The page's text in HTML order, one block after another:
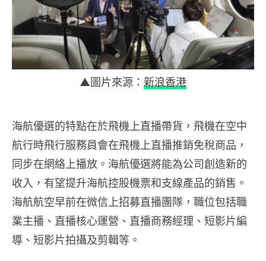
▲圖片來源： 新浪香港
海航優選的特點在於飛機上直播帶貨，飛機在空中
航行時飛行服務員會在飛機上直播推銷免稅商品，
同步在網絡上播放。海航優選將能為公司創造新的
收入，有望提升海航控股機票和支線產品的銷售。
海航航空早前在微信上招募直播團隊，職位包括職
業主播、直播核心運營、直播商務經理、短影片編
導、短影片拍攝及剪輯等。